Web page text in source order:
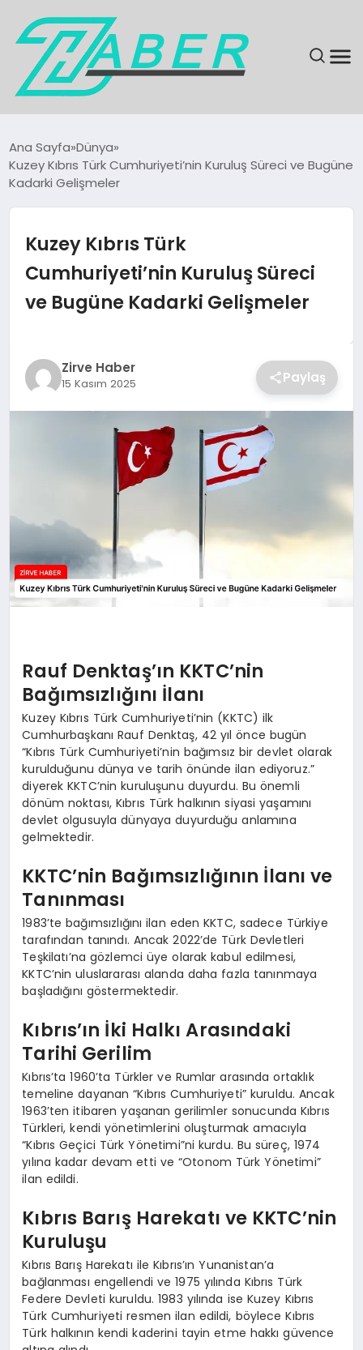
GÜNDEM
MAGAZIN
EĞITIM
SAĞLIK
Ana Sayfa Dünya
Kuzey Kıbrıs Türk Cumhuriyeti’nin Kuruluş Süreci ve Bugüne
Kadarki Gelişmeler
Kuzey Kıbrıs Türk
Cumhuriyeti’nin Kuruluş Süreci
ve Bugüne Kadarki Gelişmeler
Zirve Haber
15 Kasım 2025 Paylaş
Rauf Denktaş’ın KKTC’nin
Bağımsızlığını İlanı
Kuzey Kıbrıs Türk Cumhuriyeti’nin (KKTC) ilk
Cumhurbaşkanı Rauf Denktaş, 42 yıl önce bugün
“Kıbrıs Türk Cumhuriyeti’nin bağımsız bir devlet olarak
kurulduğunu dünya ve tarih önünde ilan ediyoruz.”
diyerek KKTC’nin kuruluşunu duyurdu. Bu önemli
dönüm noktası, Kıbrıs Türk halkının siyasi yaşamını
devlet olgusuyla dünyaya duyurduğu anlamına
gelmektedir.
KKTC’nin Bağımsızlığının İlanı ve
Tanınması
1983’te bağımsızlığını ilan eden KKTC, sadece Türkiye
tarafından tanındı. Ancak 2022’de Türk Devletleri
Teşkilatı’na gözlemci üye olarak kabul edilmesi,
KKTC’nin uluslararası alanda daha fazla tanınmaya
başladığını göstermektedir.
Kıbrıs’ın İki Halkı Arasındaki
Tarihi Gerilim
Kıbrıs’ta 1960’ta Türkler ve Rumlar arasında ortaklık
temeline dayanan “Kıbrıs Cumhuriyeti” kuruldu. Ancak
1963’ten itibaren yaşanan gerilimler sonucunda Kıbrıs
Türkleri, kendi yönetimlerini oluşturmak amacıyla
“Kıbrıs Geçici Türk Yönetimi”ni kurdu. Bu süreç, 1974
yılına kadar devam etti ve “Otonom Türk Yönetimi”
ilan edildi.
Kıbrıs Barış Harekatı ve KKTC’nin
Kuruluşu
Kıbrıs Barış Harekatı ile Kıbrıs’ın Yunanistan’a
bağlanması engellendi ve 1975 yılında Kıbrıs Türk
Federe Devleti kuruldu. 1983 yılında ise Kuzey Kıbrıs
Türk Cumhuriyeti resmen ilan edildi, böylece Kıbrıs
Türk halkının kendi kaderini tayin etme hakkı güvence